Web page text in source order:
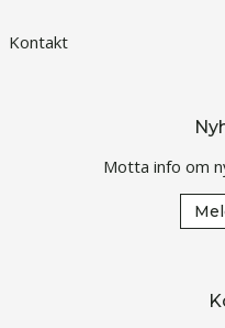
Kontakt
Motta info om